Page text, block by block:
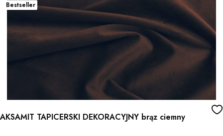
Bestseller
AKSAMIT TAPICERSKI DEKORACYJNY brąz ciemny